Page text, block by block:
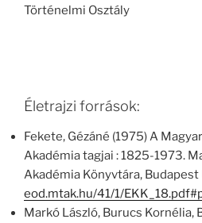
Történelmi Osztály
Életrajzi források:
Fekete, Gézáné (1975) A
Akadémia tagjai : 1825-1973.
Akadémia Könyvtára, Budapest
eod.mtak.hu/41/1/
Markó László, Burucs Kornélia,